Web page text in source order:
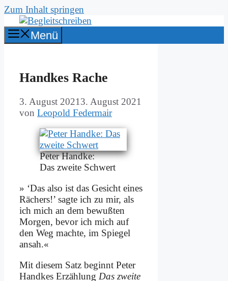
Zum Inhalt springen
Menü
Hand­kes Ra­che
3. August 2021 3. August 2021
von Leopold Federmair
Pe­ter Hand­ke:
Das zwei­te Schwert
» ‘Das al­so ist das Ge­sicht ei­nes
Rä­chers!’ sag­te ich zu mir, als
ich mich an dem be­wuß­ten
Mor­gen, be­vor ich mich auf
den Weg mach­te, im Spie­gel
an­sah.«
Mit die­sem Satz be­ginnt Pe­ter
Hand­kes Er­zäh­lung Das zwei­te